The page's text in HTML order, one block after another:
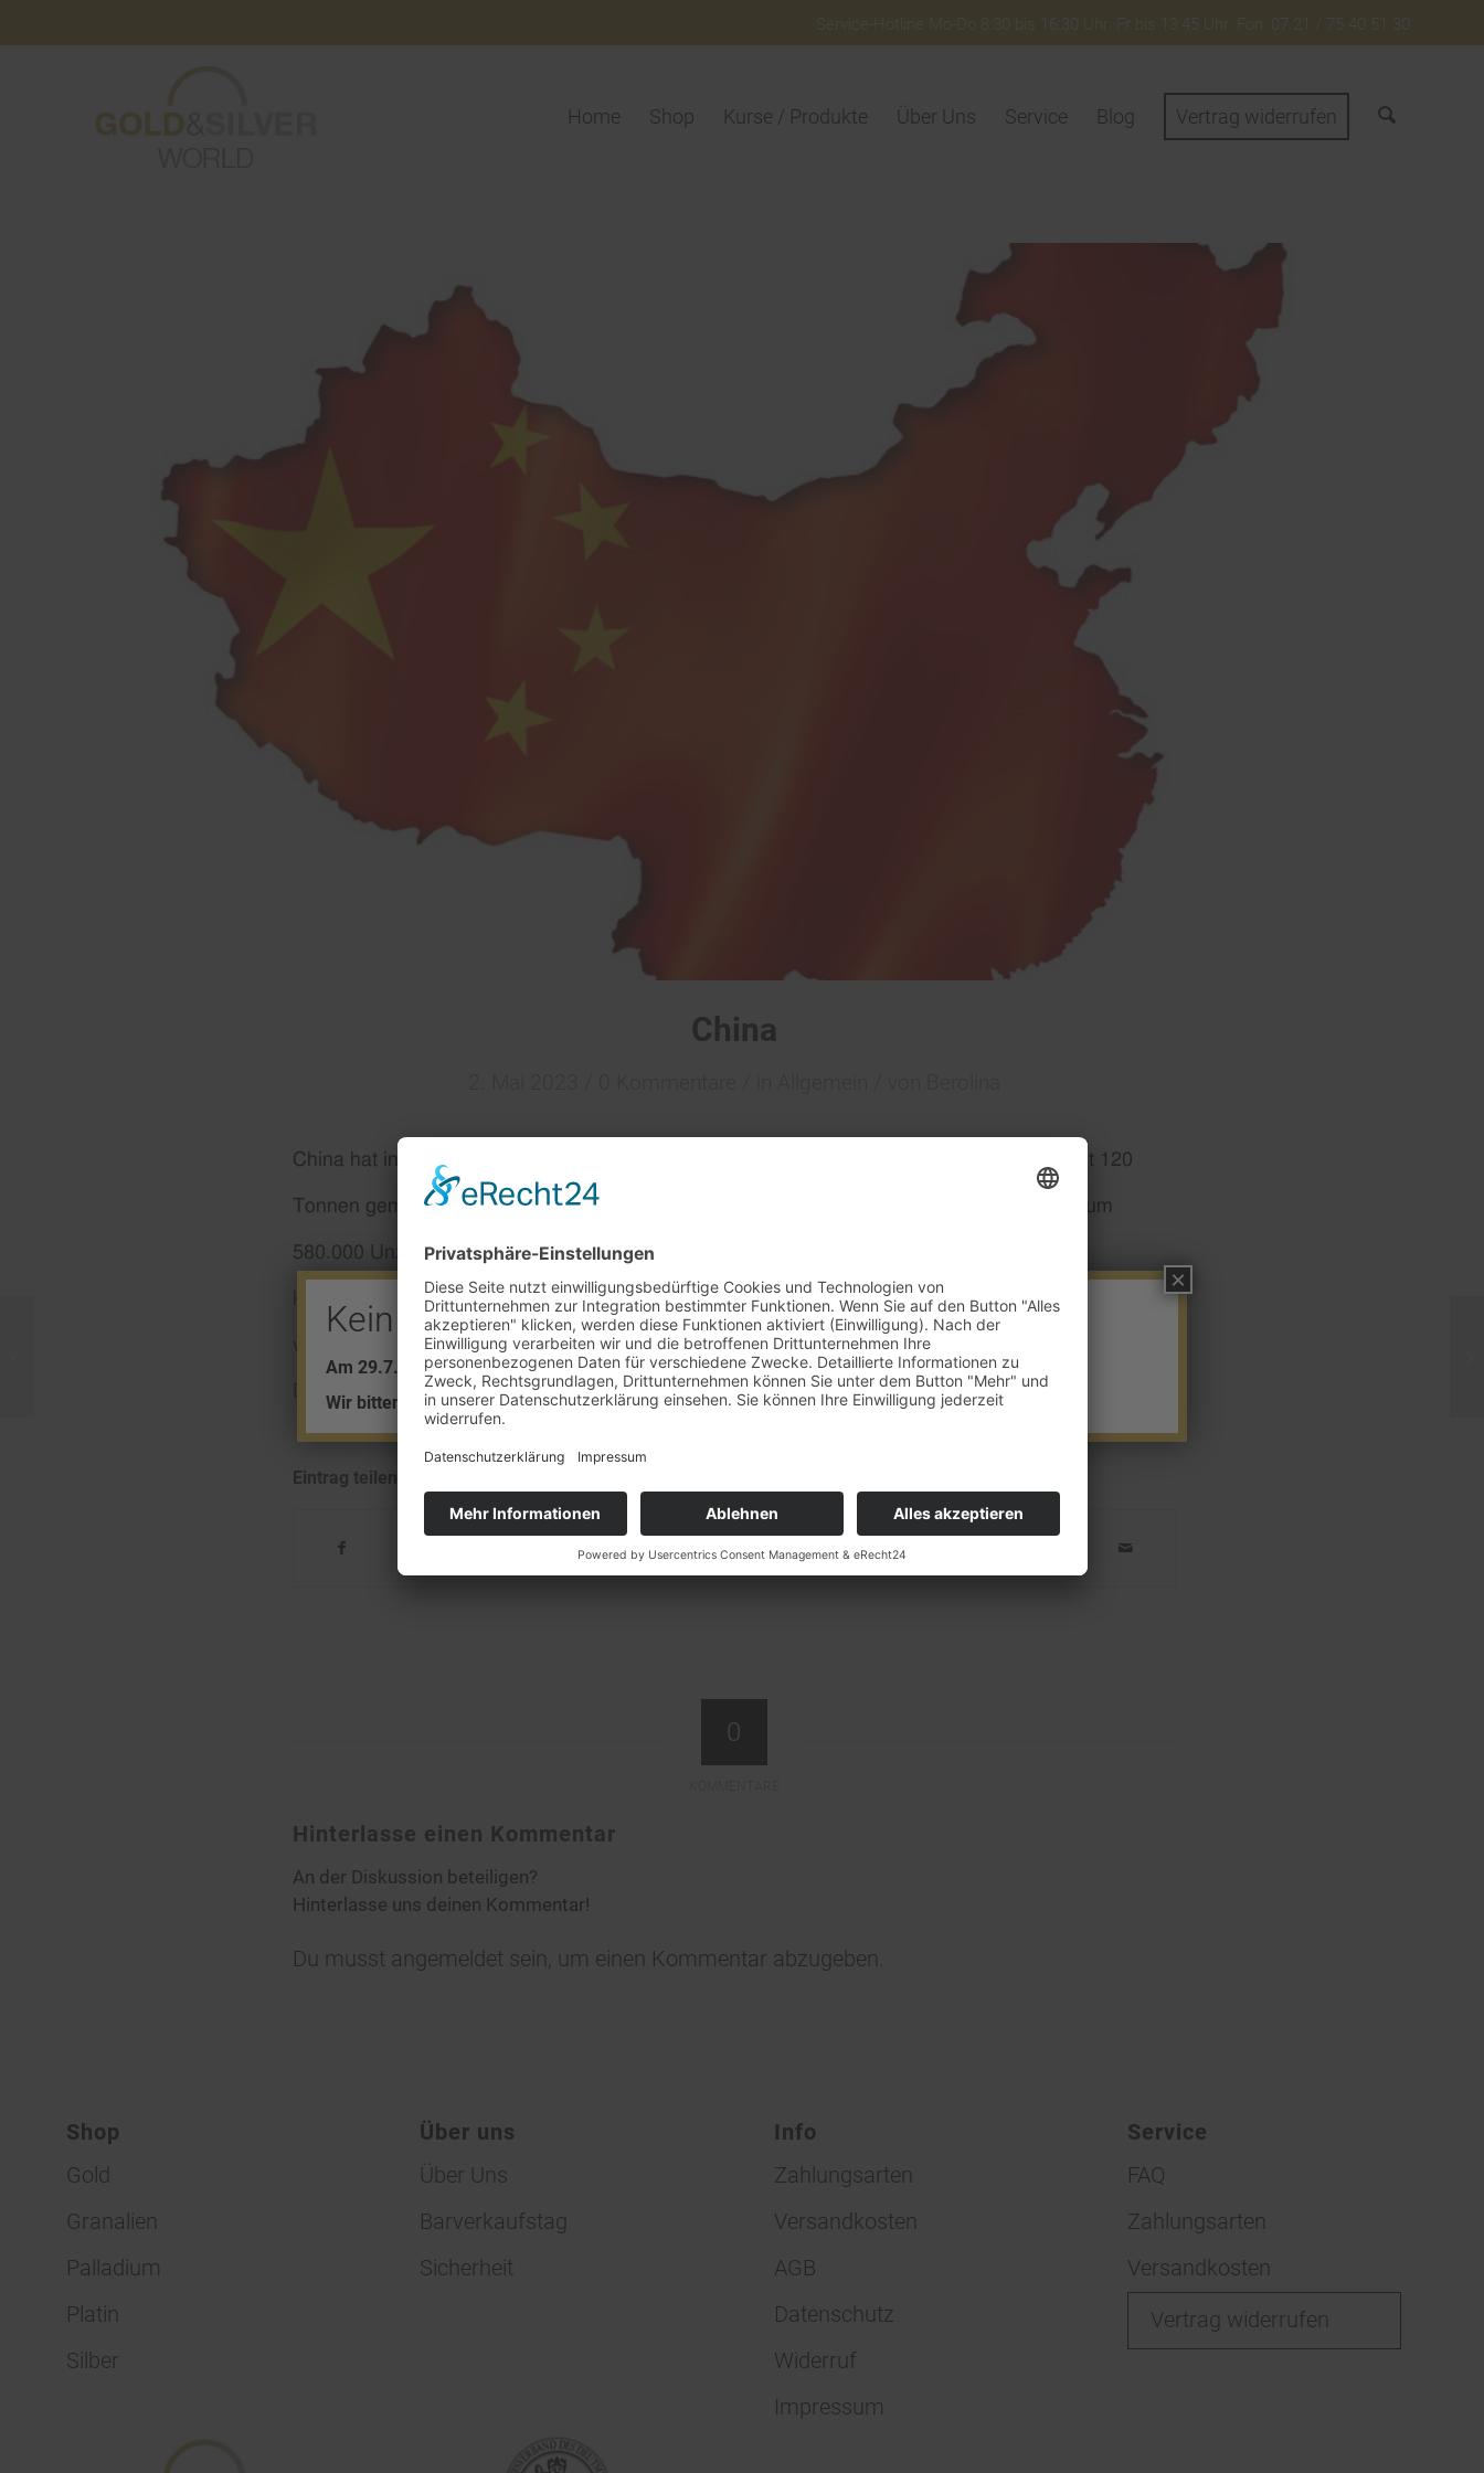
Service-Hotline Mo-Do 8:30 bis 16:30 Uhr. Fr bis 13:45 Uhr. Fon: 07 21 / 75 40 51 30
Home Shop Kurse / Produkte Über Uns Service Blog Vertrag widerrufen
China
China hat in den vergangenen fünf Monaten einen Anstieg der Goldreserven um insgesamt 120
Tonnen gemeldet. Das Land verzeichnete Ende März um einen Anstieg der Goldreserven um
580.000 Unzen (18,04 Tonnen).Außerdem hat sich China in den vergangenen Monaten
kontinuierlich von amerikanischen Staatsanleihen getrennt. Innerhalb des vergangenen Jahres
verringerten sich Chinas Bestände an US-Schuldscheinen um 17 Prozent (174,4 Milliarden US-
Dollar).
Eintrag teilen
0
Hinterlasse einen Kommentar
An der Diskussion beteiligen?
Hinterlasse uns deinen Kommentar!
Du musst angemeldet sein, um einen Kommentar abzugeben.
Shop
Gold
Granalien
Palladium
Platin
Silber
Über uns
Über Uns
Barverkaufstag
Sicherheit
Info
Zahlungsarten
Versandkosten
AGB
Datenschutz
Widerruf
Impressum
Service
FAQ
Zahlungsarten
Versandkosten
Vertrag widerrufen
Kein Barverkaufstag am 29.7. + 5.8.
Am 29.7. + 5.8. findet unser Barverkaufstag in Rheinstetten leider nicht statt.
Wir bitten um Ihr Verständnis!
×